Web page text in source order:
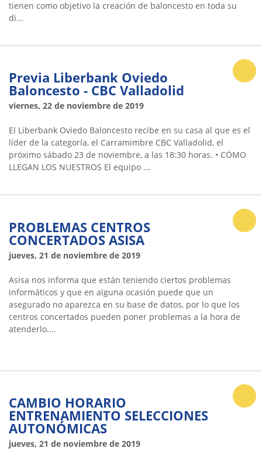
tienen como objetivo la creación de baloncesto en toda su
di...
Previa Liberbank Oviedo
Baloncesto - CBC Valladolid
viernes, 22 de noviembre de 2019
El Liberbank Oviedo Baloncesto recibe en su casa al que es el
líder de la categoría, el Carramimbre CBC Valladolid, el
próximo sábado 23 de noviembre, a las 18:30 horas. • CÓMO
LLEGAN LOS NUESTROS El equipo ...
PROBLEMAS CENTROS
CONCERTADOS ASISA
jueves, 21 de noviembre de 2019
Asisa nos informa que están teniendo ciertos problemas
informáticos y que en alguna ocasión puede que un
asegurado no aparezca en su base de datos, por lo que los
centros concertados pueden poner problemas a la hora de
atenderlo....
CAMBIO HORARIO
ENTRENAMIENTO SELECCIONES
AUTONÓMICAS
jueves, 21 de noviembre de 2019